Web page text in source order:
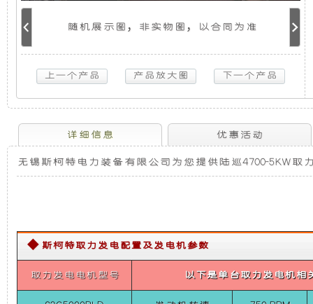
组
用
全
新
噪
于
放
式
发
机
组
取
力
发
电
机
供
电
系
(28V
统)
陆
巡
4700-
5KW
取
力
发
电
机
供
电
随机展示图，非实物图，以合同为准
详细信息 优惠活动
无锡斯柯特电力装备有限公司为您提供陆巡4700-5KW取
◆ 斯柯特取力发电配置及发电机参数
取力发电电机型号 以下是单台取力发电机相